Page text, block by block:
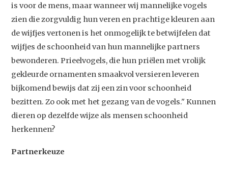
is voor de mens, maar wanneer wij mannelijke vogels
zien die zorgvuldig hun veren en prachtige kleuren aan
de wijfjes vertonen is het onmogelijk te betwijfelen dat
wijfjes de schoonheid van hun mannelijke partners
bewonderen. Prieelvogels, die hun priëlen met vrolijk
gekleurde ornamenten smaakvol versieren leveren
bijkomend bewijs dat zij een zin voor schoonheid
bezitten. Zo ook met het gezang van de vogels." Kunnen
dieren op dezelfde wijze als mensen schoonheid
herkennen?
Partnerkeuze